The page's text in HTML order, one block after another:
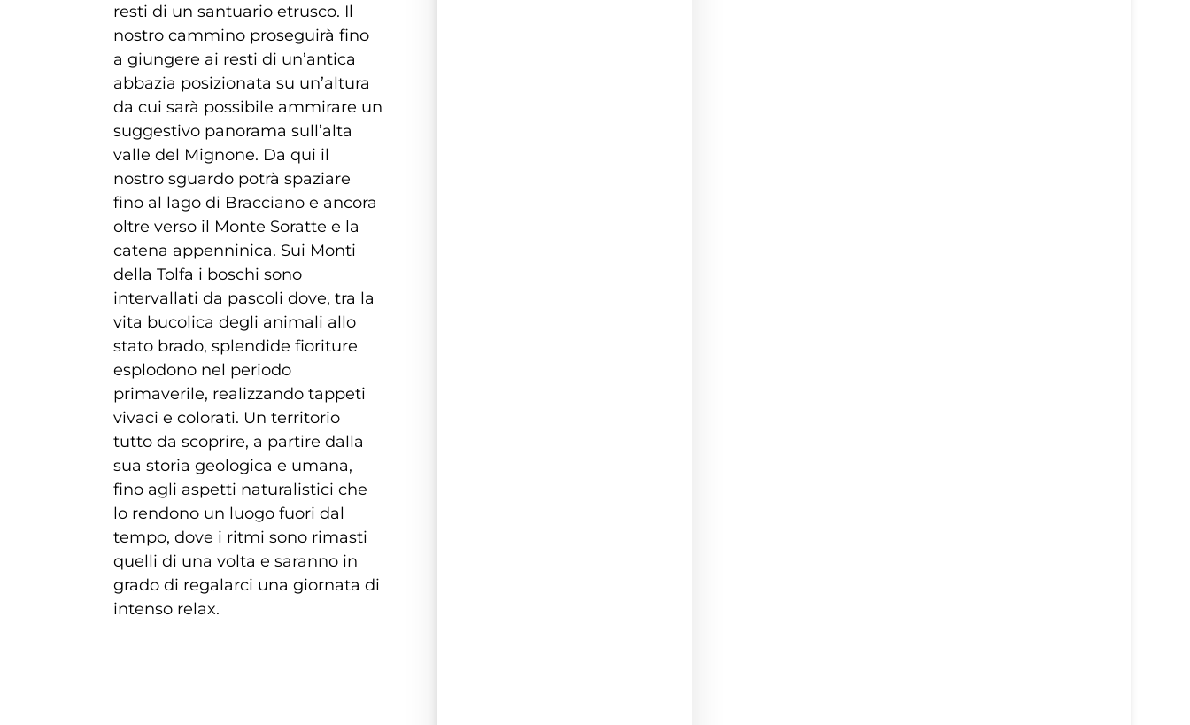
resti di un santuario etrusco. Il
nostro cammino proseguirà fino
a giungere ai resti di un’antica
abbazia posizionata su un’altura
da cui sarà possibile ammirare un
suggestivo panorama sull’alta
valle del Mignone. Da qui il
nostro sguardo potrà spaziare
fino al lago di Bracciano e ancora
oltre verso il Monte Soratte e la
catena appenninica. Sui Monti
della Tolfa i boschi sono
intervallati da pascoli dove, tra la
vita bucolica degli animali allo
stato brado, splendide fioriture
esplodono nel periodo
primaverile, realizzando tappeti
vivaci e colorati. Un territorio
tutto da scoprire, a partire dalla
sua storia geologica e umana,
fino agli aspetti naturalistici che
lo rendono un luogo fuori dal
tempo, dove i ritmi sono rimasti
quelli di una volta e saranno in
grado di regalarci una giornata di
intenso relax.